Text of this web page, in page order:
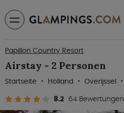
Papillon Country Resort
Airstay - 2 Personen
8.2 64 Bewertungen
Startseite Holland Overijssel